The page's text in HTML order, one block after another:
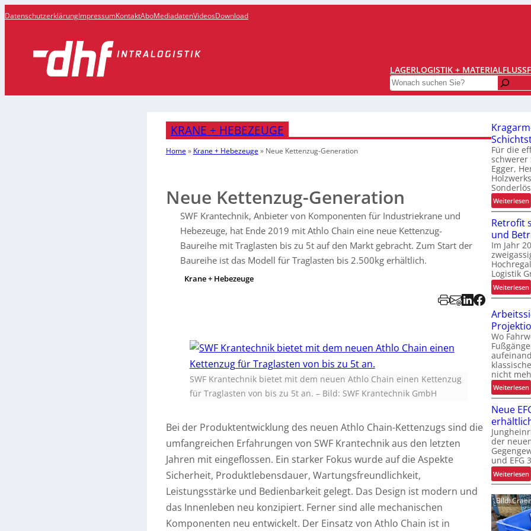
DatenschutzerklärungImpressumKontaktAboMediadatenVideosDownload
LAGERLOGISTIK + MATERIALFLUSS
Search
KRANE + HEBEZEUGE
Home» Krane + Hebezeuge» Neue Kettenzug-Generation
Neue Kettenzug-Generation
SWF Krantechnik, Anbieter von Komponenten für Industriekrane und
Hebezeuge, hat Ende 2019 mit Athlo Chain eine neue Kettenzug-
Baureihe mit Traglasten bis zu 5t auf den Markt gebracht. Zum Start der
Baureihe ist das Modell für Traglasten bis 2.500kg erhältlich.
Krane + Hebezeuge
SWF Krantechnik bietet mit dem neuen Athlo Chain einen Kettenzug
für Traglasten von bis zu 5t an. – Bild: SWF Krantechnik GmbH
Bei der Produktentwicklung des neuen Athlo Chain-Kettenzugs sind die
umfangreichen Erfahrungen von SWF Krantechnik aus den letzten
Jahren mit eingeflossen. Ein starker Fokus wurde auf die Aspekte
Sicherheit, Produktlebensdauer, Wartungsfreundlichkeit,
Leistungsstärke und Bedienbarkeit gelegt. Das Design ist modern und
das Innenleben neu konzipiert. Ferner sind alle mechanischen
Komponenten neu entwickelt. Der Einsatz von Athlo Chain ist in
Für die
schwerer
Egger,
Weiterlesen:
r
g
r
-
i
t
f
r
c
i
c
t
s
t
f
f
Retrofit
und
Im Jahr
Logistik
Weiterlesen:
e
t
r
f
i
t
s
i
c
r
t
Z
u
r
Wo
nicht
Weiterlesen:
r
i
t
s
s
c
Neue
der
und EFG
Weiterlesen:
Bild: